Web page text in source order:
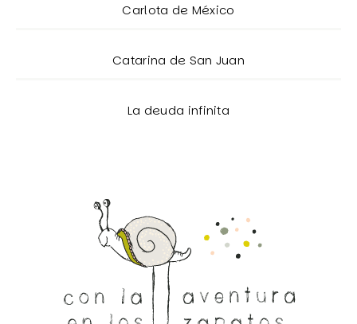
Carlota de México
Catarina de San Juan
La deuda infinita